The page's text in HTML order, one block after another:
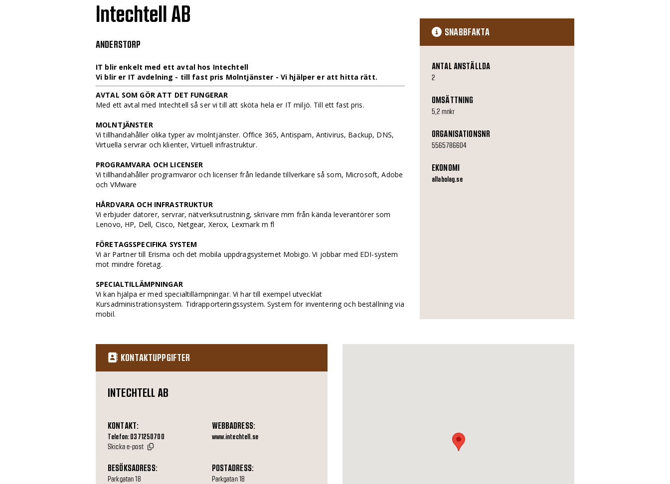
Intechtell AB
ANDERSTORP
IT blir enkelt med ett avtal hos Intechtell
Vi blir er IT avdelning - till fast pris Molntjänster - Vi hjälper er att hitta rätt.
AVTAL SOM GÖR ATT DET FUNGERAR
Med ett avtal med Intechtell så ser vi till att sköta hela er IT miljö. Till ett fast pris.
MOLNTJÄNSTER
Vi tillhandahåller olika typer av molntjänster. Office 365, Antispam, Antivirus, Backup, DNS,
Virtuella servrar och klienter, Virtuell infrastruktur.
PROGRAMVARA OCH LICENSER
Vi tillhandahåller programvaror och licenser från ledande tillverkare så som, Microsoft, Adobe
och VMware
HÅRDVARA OCH INFRASTRUKTUR
Vi erbjuder datorer, servrar, nätverksutrustning, skrivare mm från kända leverantörer som
Lenovo, HP, Dell, Cisco, Netgear, Xerox, Lexmark m fl
FÖRETAGSSPECIFIKA SYSTEM
Vi är Partner till Erisma och det mobila uppdragsystemet Mobigo. Vi jobbar med EDI-system
mot mindre företag.
SPECIALTILLÄMPNINGAR
Vi kan hjälpa er med specialtillämpningar. Vi har till exempel utvecklat
Kursadministrationsystem. Tidrapporteringssystem. System för inventering och beställning via
mobil.
SNABBFAKTA
ANTAL ANSTÄLLDA
2
OMSÄTTNING
5,2 mnkr
ORGANISATIONSNR
5565786604
EKONOMI
allabolag.se
KONTAKTUPPGIFTER
INTECHTELL AB
KONTAKT:
Telefon: 0371250700
Skicka e-post
WEBBADRESS:
www.intechtell.se
BESÖKSADRESS:
Parkgatan 18
POSTADRESS:
Parkgatan 18